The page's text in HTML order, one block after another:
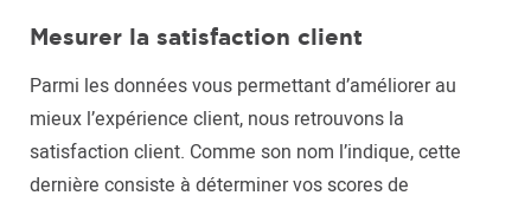
Mesurer la satisfaction client
Parmi les données vous permettant d’améliorer au
mieux l’expérience client, nous retrouvons la
satisfaction client. Comme son nom l’indique, cette
dernière consiste à déterminer vos scores de